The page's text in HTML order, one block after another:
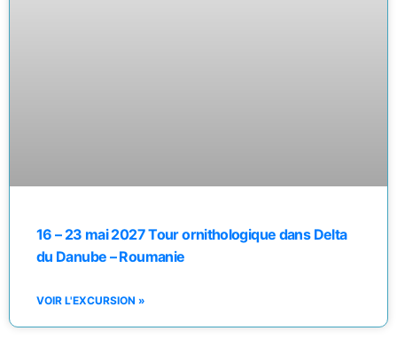
16 – 23 mai 2027 Tour ornithologique dans Delta
du Danube – Roumanie
VOIR L'EXCURSION »